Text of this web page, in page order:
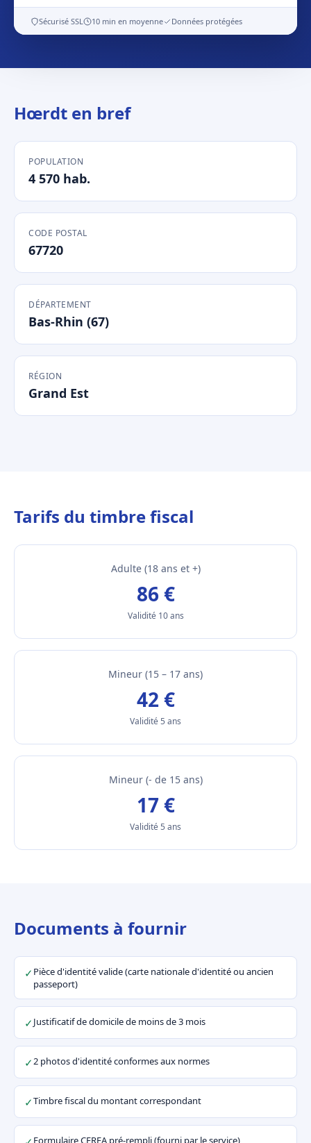
Sécurisé SSL 10 min en moyenne Données protégées
Hœrdt en bref
POPULATION
4 570 hab.
CODE POSTAL
67720
DÉPARTEMENT
Bas-Rhin (67)
RÉGION
Grand Est
Tarifs du timbre fiscal
Adulte (18 ans et +)
86 €
Validité 10 ans
Mineur (15 – 17 ans)
42 €
Validité 5 ans
Mineur (- de 15 ans)
17 €
Validité 5 ans
Documents à fournir
✓ Pièce d'identité valide (carte nationale d'identité ou ancien
passeport)
✓Justificatif de domicile de moins de 3 mois
✓2 photos d'identité conformes aux normes
✓Timbre fiscal du montant correspondant
Formulaire CERFA pré-rempli (fourni par le service)